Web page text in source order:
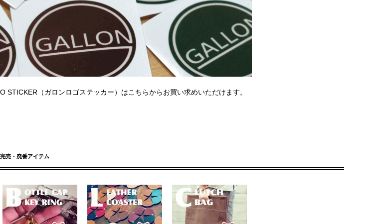
STICKER（ガロンロゴステッカー）はこちらからお買い求めいただけます。
売・廃番アイテム